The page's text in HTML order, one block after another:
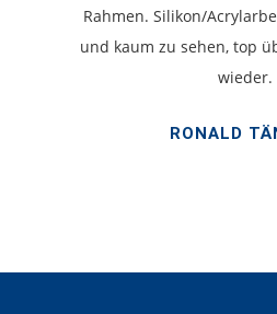
Rahmen. Silikon/
und kaum zu sehen, top
wieder.
RONALD